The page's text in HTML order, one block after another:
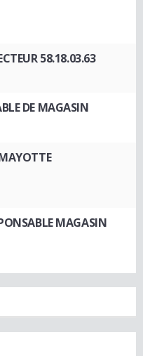
58.18.03.63
DE MAGASIN
MAGASIN